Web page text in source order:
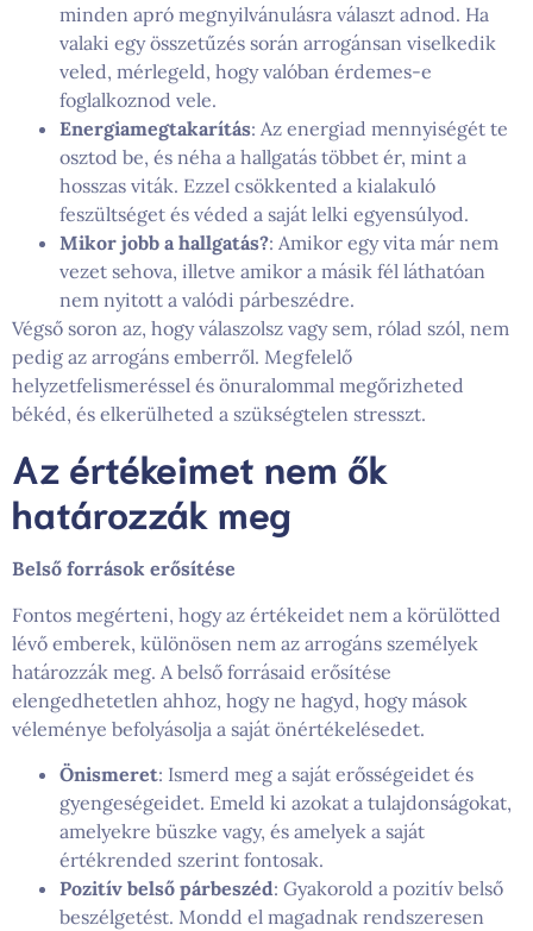
minden apró megnyilvánulásra választ adnod. Ha
valaki egy összetűzés során arrogánsan viselkedik
veled, mérlegeld, hogy valóban érdemes-e
foglalkoznod vele.
Energiamegtakarítás: Az energiad mennyiségét te
osztod be, és néha a hallgatás többet ér, mint a
hosszas viták. Ezzel csökkented a kialakuló
feszültséget és véded a saját lelki egyensúlyod.
Mikor jobb a hallgatás?: Amikor egy vita már nem
vezet sehova, illetve amikor a másik fél láthatóan
nem nyitott a valódi párbeszédre.
Végső soron az, hogy válaszolsz vagy sem, rólad szól, nem
pedig az arrogáns emberről. Megfelelő
helyzetfelismeréssel és önuralommal megőrizheted
békéd, és elkerülheted a szükségtelen stresszt.
Az értékeimet nem ők
határozzák meg
Belső források erősítése
Fontos megérteni, hogy az értékeidet nem a körülötted
lévő emberek, különösen nem az arrogáns személyek
határozzák meg. A belső forrásaid erősítése
elengedhetetlen ahhoz, hogy ne hagyd, hogy mások
véleménye befolyásolja a saját önértékelésedet.
Önismeret: Ismerd meg a saját erősségeidet és
gyengeségeidet. Emeld ki azokat a tulajdonságokat,
amelyekre büszke vagy, és amelyek a saját
értékrended szerint fontosak.
Pozitív belső párbeszéd: Gyakorold a pozitív belső
beszélgetést. Mondd el magadnak rendszeresen